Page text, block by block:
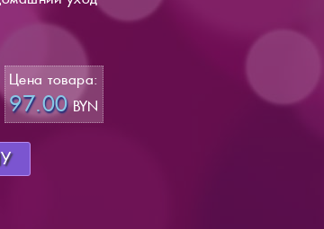
Цена товара:
97.00BYN